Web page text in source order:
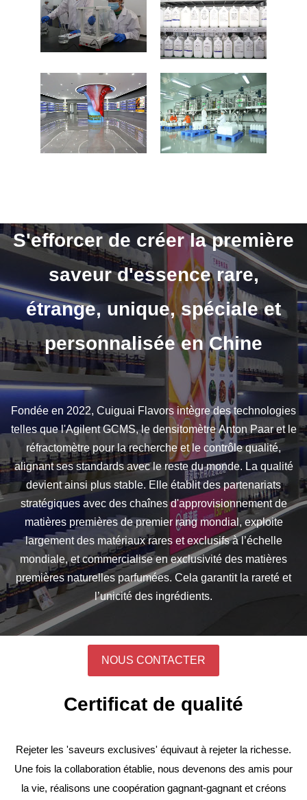
S'efforcer de créer la première
saveur d'essence rare,
étrange, unique, spéciale et
personnalisée en Chine
Fondée en 2022, Cuiguai Flavors intègre des technologies
telles que l'Agilent GCMS, le densitomètre Anton Paar et le
réfractomètre pour la recherche et le contrôle qualité,
alignant ses standards avec le reste du monde. La qualité
devient ainsi plus stable. Elle établit des partenariats
stratégiques avec des chaînes d'approvisionnement de
matières premières de premier rang mondial, exploite
largement des matériaux rares et exclusifs à l’échelle
mondiale, et commercialise en exclusivité des matières
premières naturelles parfumées. Cela garantit la rareté et
l’unicité des ingrédients.
NOUS CONTACTER
Certificat de qualité
Rejeter les 'saveurs exclusives' équivaut à rejeter la richesse.
Une fois la collaboration établie, nous devenons des amis pour
la vie, réalisons une coopération gagnant-gagnant et créons